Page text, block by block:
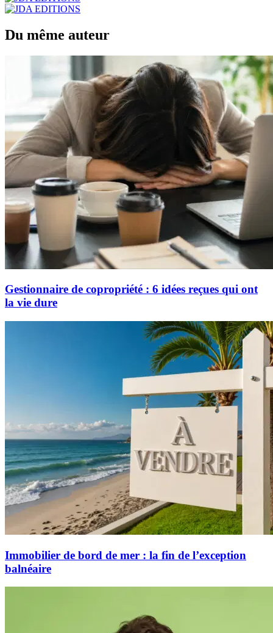
Du même auteur
Gestionnaire de copropriété : 6 idées reçues qui ont
la vie dure
Immobilier de bord de mer : la fin de l’exception
balnéaire